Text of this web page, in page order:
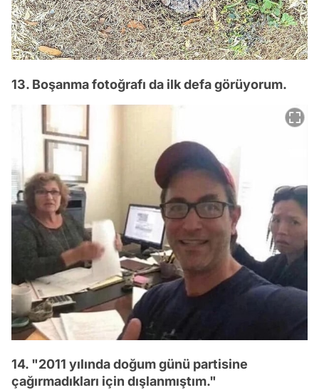
13. Boşanma fotoğrafı da ilk defa görüyorum.
14. "2011 yılında doğum günü partisine
çağırmadıkları için dışlanmıştım."